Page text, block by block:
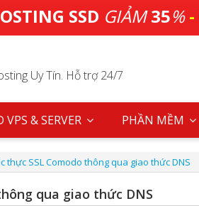
SSD GIẢM35%-
Uy Tín. Hỗ trợ 24/7
VPS & SERVER PHẦN MỀM
thực SSL Comodo thông qua giao thức DNS
qua giao thức DNS